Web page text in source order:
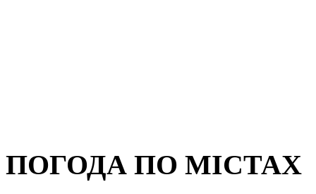
ПОГОДА ПО МІСТАХ